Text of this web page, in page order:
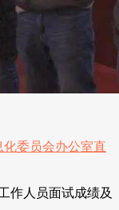
作人员面试成绩及